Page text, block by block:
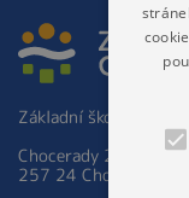
Základní škola a
Chocerady 267
257 24 Chocerady